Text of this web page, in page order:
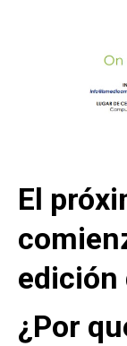
El
edición
¿Por